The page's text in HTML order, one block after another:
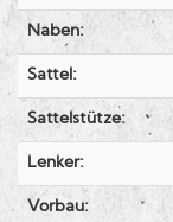
Naben:
Sattel:
Sattelstütze:
Lenker:
Vorbau: